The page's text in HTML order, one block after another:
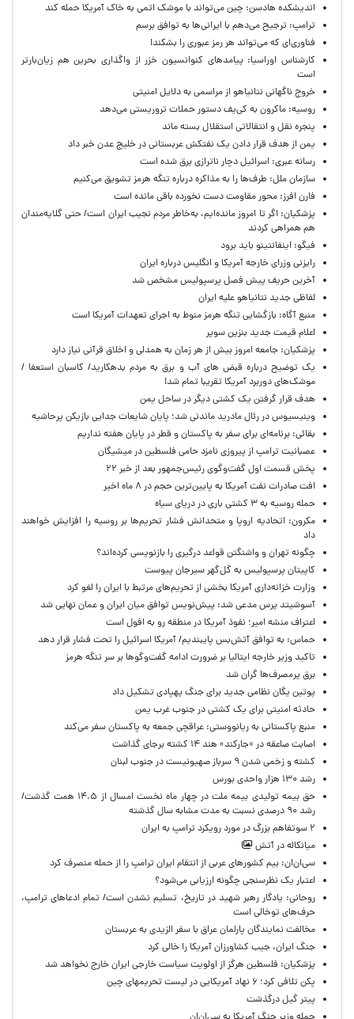
اندیشکده هادسن: چین می‌تواند با موشک اتمی به خاک آمریکا حمله کند
ترامپ: ترجیح می‌دهم با ایرانی‌‌ها به توافق برسم
فناوری‌ای که می‌تواند هر رمز عبوری را بشکند!
کارشناس اوراسیا: پیامدهای کنوانسیون خزر از واگذاری بحرین هم زیان‌بارتر
است
خروج ناگهانی نتانیاهو از مراسمی به دلایل امنیتی
روسیه: ماکرون به کی‌یف دستور حملات تروریستی می‌دهد
پنجره‌ نقل و انتقالاتی استقلال بسته ماند
یمن از هدف قرار دادن یک نفتکش عربستانی در خلیج عدن خبر داد
رسانه عبری: اسرائیل دچار ناترازی برق شده است
سازمان ملل: طرف‌ها را به مذاکره درباره تنگه هرمز تشویق می‌کنیم
فارن افرز: محور مقاومت دست نخورده باقی مانده است
پزشکیان: اگر تا امروز مانده‌ایم، به‌خاطر مردم نجیب ایران است/ حتی گلایه‌مندان
هم همراهی کردند
فیگو: اینفانتینو باید برود
رایزنی وزرای خارجه آمریکا و انگلیس درباره ایران
آخرین حریف پیش فصل پرسپولیس مشخص شد
لفاظی جدید نتانیاهو علیه ایران
منبع آگاه: بازگشایی تنگه هرمز منوط به اجرای تعهدات آمریکا است
اعلام قیمت جدید بنزین سوپر
پزشکیان: جامعه امروز بیش از هر زمان به همدلی و اخلاق قرآنی نیاز دارد
یک توضیح درباره قبض های آب و برق به مردم بدهکارید/ کاسبان استعفا /
موشک‌های دوربرد آمریکا تقریبا تمام شد!
هدف قرار گرفتن یک کشتی دیگر در ساحل یمن
وینیسیوس در رئال مادرید ماندنی شد؛ پایان شایعات جدایی بازیکن پرحاشیه
بقائی: برنامه‌ای برای سفر به پاکستان و قطر در پایان هفته نداریم
عصبانیت ترامپ از پیروزی نامزد حامی فلسطین در میشیگان
پخش قسمت اول گفت‌وگوی رئیس‌جمهور بعد از خبر ۲۲
افت صادرات نفت آمریکا به پایین‌ترین حجم در ۸ ماه اخیر
حمله روسیه به ۳ کشتی باری در دریای سیاه
مکرون: اتحادیه اروپا و متحدانش فشار تحریم‌ها بر روسیه را افزایش خواهند
داد
چگونه تهران و واشنگتن قواعد درگیری را بازنویسی کرده‌اند؟
کاپیتان پرسپولیس به گل‌گهر سیرجان پیوست
وزارت خزانه‌داری آمریکا بخشی از تحریم‌های مرتبط با ایران را لغو کرد
آسوشیتد پرس مدعی شد: پیش‌نویس توافق میان ایران و عمان نهایی شد
اعتراف منشه امیر؛ نفوذ آمریکا در منطقه رو به افول است
حماس: به توافق آتش‌بس پایبندیم/ آمریکا اسرائیل را تحت فشار قرار دهد
تاکید وزیر خارجه ایتالیا بر ضرورت ادامه گفت‌وگوها بر سر تنگه هرمز
برق پرمصرف‌ها گران شد
پوتین یگان نظامی جدید برای جنگ پهپادی تشکیل داد
حادثه امنیتی برای یک کشتی در جنوب غرب یمن
منبع پاکستانی به ریانووستی: عراقچی جمعه به پاکستان سفر می‌کند
اصابت صاعقه در «جارکند» هند ۱۴ کشته برجای گذاشت
کشته و زخمی شدن ۹ سرباز صهیونیست در جنوب لبنان
رشد ۱۳۰ هزار واحدی بورس
حق بیمه تولیدی بیمه ملت در چهار ماه نخست امسال از ۱۴.۵ همت گذشت/
رشد ۹۰ درصدی نسبت به مدت مشابه سال گذشته
۲ سوتفاهم بزرگ در مورد رویکرد ترامپ به ایران
میانکاله در آتش
سی‌ان‌ان: بیم کشورهای عربی از انتقام ایران ترامپ را از حمله منصرف کرد
اعتبار یک نظرسنجی چگونه ارزیابی می‌شود؟
روحانی: یادگار رهبر شهید در تاریخ، تسلیم نشدن است/ تمام ادعاهای ترامپ،
حرف‌های توخالی است
مخالفت نمایندگان پارلمان عراق با سفر الزیدی به عربستان
جنگ ایران، جیب کشاورزان آمریکا را خالی کرد
پزشکیان: فلسطین هرگز از اولویت سیاست خارجی ایران خارج نخواهد شد
پکن تلافی کرد؛ ۶ نهاد آمریکایی در لیست تحریمهای چین
پیتر گیل درگذشت